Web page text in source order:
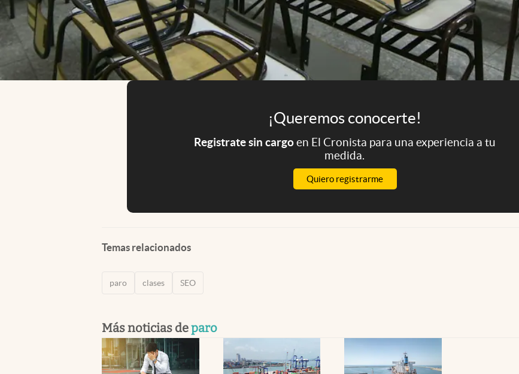
¡Queremos conocerte!
Registrate sin cargoen El Cronista para una experiencia a tu
medida.
Quiero registrarme
Temas relacionados
paro clases SEO
Más noticias deparo